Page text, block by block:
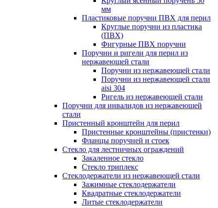
мм
Пластиковые поручни ПВХ для перил
Круглые поручни из пластика
(ПВХ)
Фигурные ПВХ поручни
Поручни и ригели для перил из
нержавеющей стали
Поручни из нержавеющей стали
Поручни из нержавеющей стали
aisi 304
Ригель из нержавеющей стали
Поручни для инвалидов из нержавеющей
стали
Пристенный кронштейн для перил
Пристенные кронштейны (пристенки)
Фланцы поручней и стоек
Стекло для лестничных ограждений
Закаленное стекло
Стекло триплекс
Стеклодержатели из нержавеющей стали
Зажимные стеклодержатели
Квадратные стеклодержатели
Литые стеклодержатели